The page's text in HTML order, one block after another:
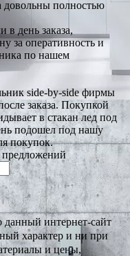
полностью
в день заказа,
за оперативность и
по нашем
side-by-side фирмы
заказа. Покупкой
в стакан лед под
подошел под нашу
покупок.
предложений
интернет-сайт
характер и ни при
и цены,